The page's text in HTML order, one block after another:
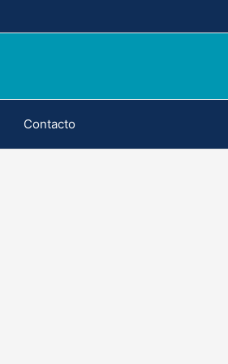
Contacto